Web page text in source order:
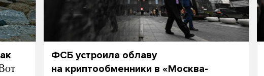
ФСБ устроила облаву
на криптообменники в «Москва-